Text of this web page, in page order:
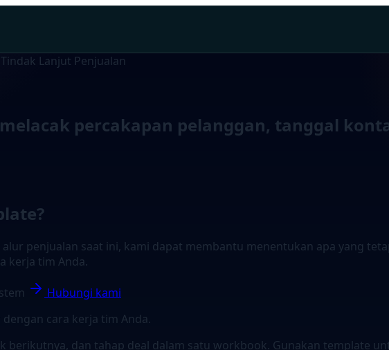
Lanjut Penjualan
percakapan pelanggan, tanggal
penjualan saat ini, kami dapat membantu menentukan apa yang
kerja tim Anda.
Hubungi kami
cara kerja tim Anda.
berikutnya, dan tahap deal dalam satu workbook. Gunakan template